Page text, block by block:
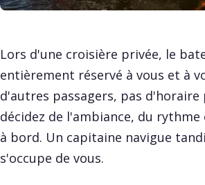
Lors d'une croisière privée, le
entièrement réservé à vous et à
d'autres passagers, pas d'horaire
décidez de l'ambiance, du
à bord. Un capitaine navigue
s'occupe de vous.